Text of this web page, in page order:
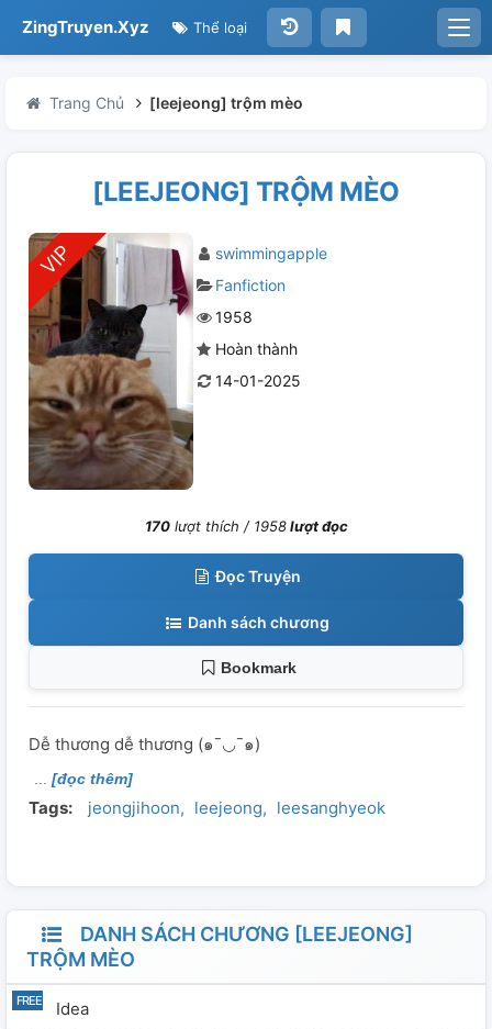
ZingTruyen.Xyz Thể loại
Trang Chủ [leejeong] trộm mèo
[LEEJEONG] TRỘM MÈO
swimmingapple
Fanfiction
1958
Hoàn thành
14-01-2025
170lượt thích / 1958lượt đọc
Đọc Truyện
Danh sách chương
Bookmark
Dễ thương dễ thương (⁠๑⁠¯⁠◡⁠¯⁠๑⁠)
[đọc thêm]
Tags: jeongjihoon leejeong leesanghyeok
DANH SÁCH CHƯƠNG [LEEJEONG]
TRỘM MÈO
Idea